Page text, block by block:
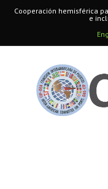
Cooperación hemisférica
e